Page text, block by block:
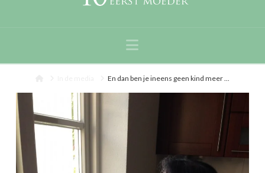
RORYBLOKZIJL
Navigation
En dan ben je ineens geen kind meer ...